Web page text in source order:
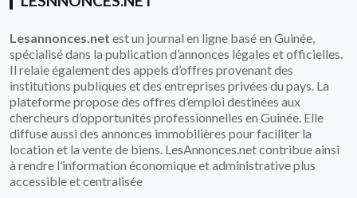
Lesannonces.net est un journal en ligne basé en Guinée,
spécialisé dans la publication d’annonces légales et officielles.
Il relaie également des appels d’offres provenant des
institutions publiques et des entreprises privées du pays. La
plateforme propose des offres d’emploi destinées aux
chercheurs d’opportunités professionnelles en Guinée. Elle
diffuse aussi des annonces immobilières pour faciliter la
location et la vente de biens. LesAnnonces.net contribue ainsi
à rendre l’information économique et administrative plus
accessible et centralisée